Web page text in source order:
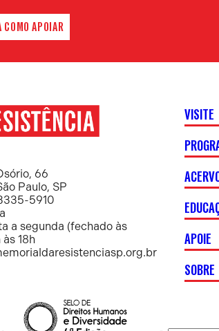
COMO APOIAR
66
Paulo, SP
5910
a segunda (fechado às
18h
VISITE
APOIE
SOBRE